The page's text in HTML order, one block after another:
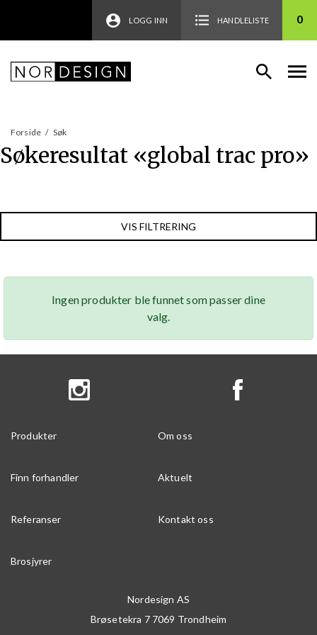
LOGG INN HANDLELISTE 0
Forside / Søk
Søkeresultat «global trac pro»
VIS FILTRERING
Ingen produkter ble funnet som passer dine
valg.
Produkter Om oss
Finn forhandler Aktuelt
Referanser Kontakt oss
Brosjyrer
Nordesign AS
Brøsetekra 7 7069 Trondheim